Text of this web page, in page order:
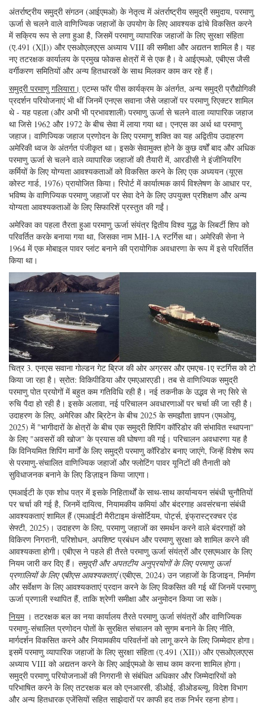
अंतर्राष्ट्रीय समुद्री संगठन (आईएमओ) के नेतृत्व में अंतर्राष्ट्रीय समुद्री समुदाय, परमाणु
ऊर्जा से चलने वाले वाणिज्यिक जहाजों के उपयोग के लिए आवश्यक ढांचे विकसित करने
में सक्रिय रूप से लगा हुआ है, जिसमें परमाणु व्यापारिक जहाजों के लिए सुरक्षा संहिता
(ए.491 (X|I)) और एसओएलएएस अध्याय VIII की समीक्षा और अद्यतन शामिल है। यह
नए तटरक्षक कार्यालय के प्रमुख फोकस क्षेत्रों में से एक है। वे आईएमओ, एबीएस जैसी
वर्गीकरण समितियों और अन्य हितधारकों के साथ मिलकर काम कर रहे हैं।
समुद्री परमाणु गलियारा। एटम्स फॉर पीस कार्यक्रम के अंतर्गत, अन्य समुद्री प्रौद्योगिकी
प्रदर्शन परियोजनाएं भी थीं जिनमें एनएस सवाना जैसे जहाजों पर परमाणु रिएक्टर शामिल
थे - यह पहला (और अभी भी प्रभावशाली) परमाणु ऊर्जा से चलने वाला व्यापारिक जहाज
था जिसे 1962 और 1972 के बीच सेवा में लाया गया था। एनएस का अर्थ था परमाणु
जहाज। वाणिज्यिक जहाज प्रणोदन के लिए परमाणु शक्ति का यह अद्वितीय उदाहरण
अमेरिकी ध्वज के अंतर्गत पंजीकृत था। इसके सेवामुक्त होने के कुछ वर्षों बाद और अधिक
परमाणु ऊर्जा से चलने वाले व्यापारिक जहाजों की तैयारी में, आरडीसी ने इंजीनियरिंग
कर्मियों के लिए योग्यता आवश्यकताओं को विकसित करने के लिए एक अध्ययन (यूएस
कोस्ट गार्ड, 1976) प्रायोजित किया। रिपोर्ट में कार्यात्मक कार्य विश्लेषण के आधार पर,
भविष्य के वाणिज्यिक परमाणु जहाजों पर सेवा देने के लिए उपयुक्त प्रशिक्षण और अन्य
योग्यता आवश्यकताओं के लिए सिफारिशें प्रस्तुत की गईं।
अमेरिका का पहला तैरता हुआ परमाणु ऊर्जा संयंत्र द्वितीय विश्व युद्ध के लिबर्टी शिप को
परिवर्तित करके बनाया गया था, जिसका नाम MH-1A स्टर्गिस था। अमेरिकी सेना ने
1964 में एक मोबाइल पावर प्लांट बनाने की प्रायोगिक अवधारणा के रूप में इसे परिवर्तित
किया था।
चित्र 3. एनएस सवाना गोल्डन गेट ब्रिज की ओर अग्रसर और एमएच-1ए स्टर्गिस को टो
किया जा रहा है। स्रोत: विकिपीडिया और एमएआरएडी। तब से वाणिज्यिक समुद्री
परमाणु पोत प्रयोगों में बहुत कम गतिविधि रही है। नई तकनीक के उद्भव से नए सिरे से
रुचि पैदा हो रही है। इसके अलावा, नई परिचालन अवधारणाओं पर चर्चा की जा रही है।
उदाहरण के लिए, अमेरिका और ब्रिटेन के बीच 2025 के समझौता ज्ञापन (एमओयू,
2025) में "भागीदारों के क्षेत्रों के बीच एक समुद्री शिपिंग कॉरिडोर की संभावित स्थापना"
के लिए "अवसरों की खोज" के प्रयास की घोषणा की गई। परिचालन अवधारणा यह है
कि विनियमित शिपिंग मार्गों के लिए समुद्री परमाणु कॉरिडोर बनाए जाएंगे, जिन्हें विशेष रूप
से परमाणु-संचालित वाणिज्यिक जहाजों और फ्लोटिंग पावर यूनिटों की तैनाती को
सुविधाजनक बनाने के लिए डिज़ाइन किया जाएगा।
एमआईटी के एक शोध पत्र में इसके निहितार्थों के साथ-साथ कार्यान्वयन संबंधी चुनौतियों
पर चर्चा की गई है, जिनमें दायित्व, नियामकीय कमियां और बंदरगाह अवसंरचना संबंधी
आवश्यकताएं शामिल हैं (एमआईटी मैरीटाइम कंसोर्टियम, पोर्ट्स, इंफ्रास्ट्रक्चर एंड
सेफ्टी, 2025)। उदाहरण के लिए, परमाणु जहाजों का समर्थन करने वाले बंदरगाहों को
विकिरण निगरानी, परिशोधन, अपशिष्ट प्रबंधन और परमाणु सुरक्षा को शामिल करने की
आवश्यकता होगी। एबीएस ने पहले ही तैरते परमाणु ऊर्जा संयंत्रों और एसएमआर के लिए
नियम जारी कर दिए हैं। समुद्री और अपतटीय अनुप्रयोगों के लिए परमाणु ऊर्जा
प्रणालियों के लिए एबीएस आवश्यकताएं(एबीएस, 2024) उन जहाजों के डिजाइन, निर्माण
और सर्वेक्षण के लिए आवश्यकताएं प्रदान करने के लिए विकसित की गई थीं जिनमें परमाणु
ऊर्जा प्रणाली स्थापित हैं, ताकि श्रेणी समीक्षा और अनुमोदन किया जा सके।
नियम। तटरक्षक बल का नया कार्यालय तैरते परमाणु ऊर्जा संयंत्रों और वाणिज्यिक
परमाणु-संचालित प्रणोदन पोतों के सुरक्षित संचालन को सुगम बनाने के लिए नीति,
मार्गदर्शन विकसित करने और नियामकीय परिवर्तनों को लागू करने के लिए जिम्मेदार होगा।
इसमें परमाणु व्यापारिक जहाजों के लिए सुरक्षा संहिता (ए.491 (XII)) और एसओएलएएस
अध्याय VIII को अद्यतन करने के लिए आईएमओ के साथ काम करना शामिल होगा।
समुद्री परमाणु परियोजनाओं की निगरानी से संबंधित अधिकार और जिम्मेदारियों को
परिभाषित करने के लिए तटरक्षक बल को एनआरसी, डीओई, डीओडब्ल्यू, विदेश विभाग
और अन्य हितधारक एजेंसियों सहित साझेदारों पर काफी हद तक निर्भर रहना होगा।